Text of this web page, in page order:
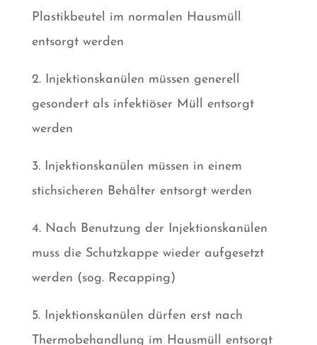
Plastikbeutel im normalen Hausmüll
entsorgt werden
2. Injektionskanülen müssen generell
gesondert als infektiöser Müll entsorgt
werden
3. Injektionskanülen müssen in einem
stichsicheren Behälter entsorgt werden
4. Nach Benutzung der Injektionskanülen
muss die Schutzkappe wieder aufgesetzt
werden (sog. Recapping)
5. Injektionskanülen dürfen erst nach
Thermobehandlung im Hausmüll entsorgt